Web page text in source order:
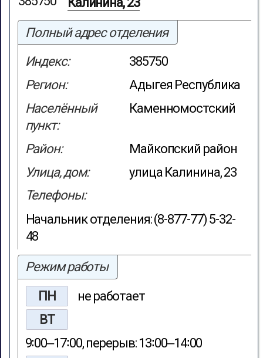
Полный адрес отделения
Индекс:
385750
Регион:
Адыгея Республика
Населённый
пункт:
Каменномостский
Район:
Майкопский район
Улица, дом:
улица Калинина, 23
Телефоны:
Начальник отделения: (8-877-77) 5-32-
48
Режим работы
ПН
не работает
ВТ
9∶00‒17∶00, перерыв: 13∶00‒14∶00